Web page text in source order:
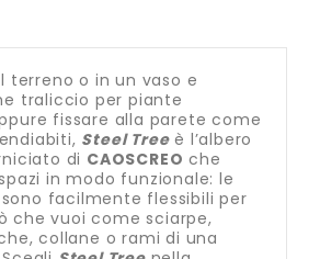
terreno o in un vaso e
traliccio per piante
fissare alla parete come
Steel Treeè l’albero
di CAOSCREO che
in modo funzionale: le
facilmente flessibili per
che vuoi come sciarpe,
collane o rami di una